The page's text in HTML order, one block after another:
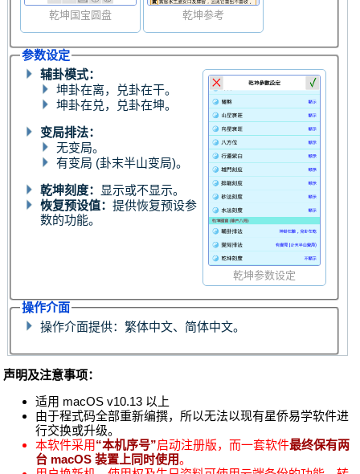
乾坤国宝圆盘 乾坤参考
参数设定
乾坤参数设定
辅卦模式：
坤卦在离，兑卦在干。
坤卦在兑，兑卦在坤。
变局排法：
无变局。
有变局 (卦末半山变局)。
乾坤刻度：
显示或不显示。
恢复预设值：提供恢复预设参
数的功能。
操作介面
操作介面提供：繁体中文、简体中文。
声明及注意事项：
适用 macOS v10.13 以上
由于程式码全部重新编撰，所以无法以现有星侨易学软件进
行交换或升级。
本软件采用“本机序号”启动注册版，而一套软件最终保有两
台 macOS 装置上同时使用。